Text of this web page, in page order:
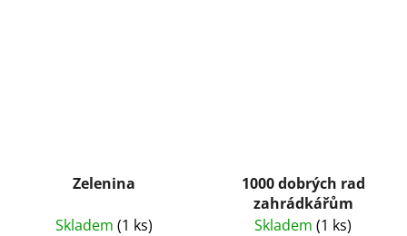
Zelenina
Skladem (1 ks)
1000 dobrých rad
zahrádkářům
Skladem (1 ks)